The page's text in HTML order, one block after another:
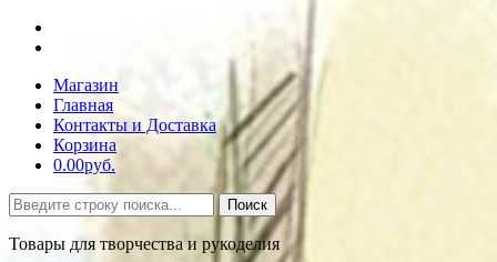
Магазин
Главная
Контакты и Доставка
Корзина
0.00руб.
Поиск
Товары для творчества и рукоделия